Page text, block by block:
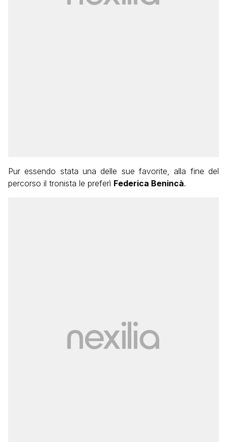
Pur essendo stata una delle sue favorite, alla fine del
percorso il tronista le preferì Federica Benincà.